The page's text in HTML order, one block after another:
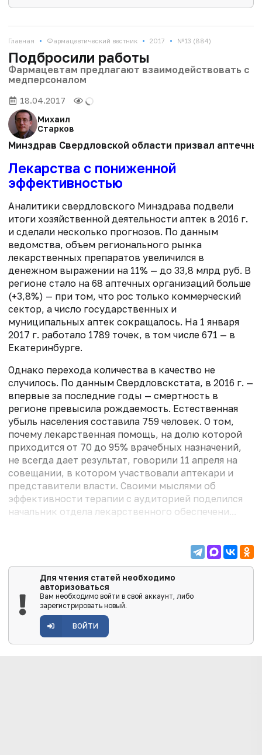
Главная • Фармацевтический вестник • 2017 • №13 (884)
Подбросили работы
Фармацевтам предлагают взаимодействовать с
медперсоналом
18.04.2017
Михаил
Старков
Минздрав Свердловской области призвал
Лекарства с пониженной
эффективностью
Аналитики свердловского Минздрава подвели
итоги хозяйственной деятельности аптек в 2016 г.
и сделали несколько прогнозов. По данным
ведомства, объем регионального рынка
лекарственных препаратов увеличился в
денежном выражении на 11% — до 33,8 млрд руб. В
регионе стало на 68 аптечных организаций больше
(+3,8%) — при том, что рос только коммерческий
сектор, а число государственных и
муниципальных аптек сокращалось. На 1 января
2017 г. работало 1789 точек, в том числе 671 — в
Екатеринбурге.
Однако перехода количества в качество не
случилось. По данным Свердловскстата, в 2016 г. —
впервые за последние годы — смертность в
регионе превысила рождаемость. Естественная
убыль населения составила 759 человек. О том,
почему лекарственная помощь, на долю которой
приходится от 70 до 95% врачебных назначений,
не всегда дает результат, говорили 11 апреля на
совещании, в котором участвовали аптекари и
представители власти. Своими мыслями об
эффективности терапии с аудиторией поделился
начальник отдела лекарственного обеспечени...
Для чтения статей необходимо
авторизоваться
Вам необходимо войти в свой аккаунт, либо
зарегистрировать новый.
ВОЙТИ